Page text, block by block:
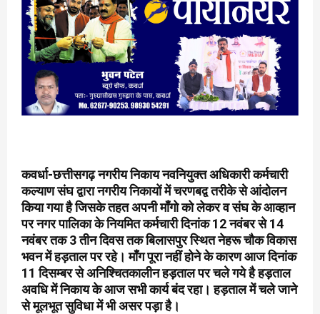
कवर्धा-छत्तीसगढ़ नगरीय निकाय नवनियुक्त अधिकारी कर्मचारी
कल्याण संघ द्वारा नगरीय निकायों में चरणबद्व तरीके से आंदोलन
किया गया है जिसके तहत अपनी माँगो को लेकर व संघ के आव्हान
पर नगर पालिका के नियमित कर्मचारी दिनांक 12 नवंबर से 14
नवंबर तक 3 तीन दिवस तक बिलासपुर स्थित नेहरू चौक विकास
भवन में हड़ताल पर रहे। माँग पूरा नहीं होने के कारण आज दिनांक
11 दिसम्बर से अनिश्चितकालीन हड़ताल पर चले गये है हड़ताल
अवधि में निकाय के आज सभी कार्य बंद रहा। हड़ताल में चले जाने
से मूलभूत सुविधा में भी असर पड़ा है।